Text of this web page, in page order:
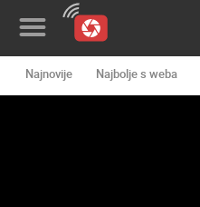
Novosti&Blog
Najnovije Najbolje s weba